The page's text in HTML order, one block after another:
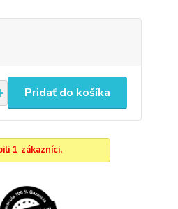
Pridať do košíka
1 zákazníci.